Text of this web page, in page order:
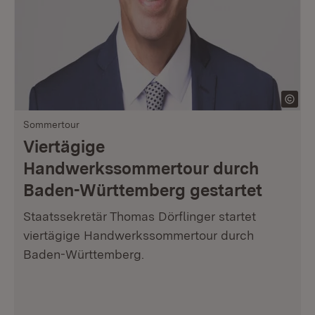
Sommertour
Viertägige
Handwerkssommertour durch
Baden-Württemberg gestartet
Staatssekretär Thomas Dörflinger startet
viertägige Handwerkssommertour durch
Baden-Württemberg.